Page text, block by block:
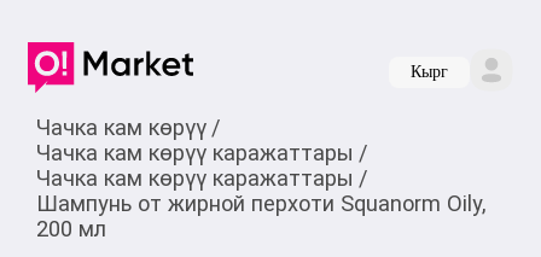
Кырг
Чачка кам көрүү /
Чачка кам көрүү каражаттары /
Чачка кам көрүү каражаттары /
Шампунь от жирной перхоти Squanorm Oily,
200 мл